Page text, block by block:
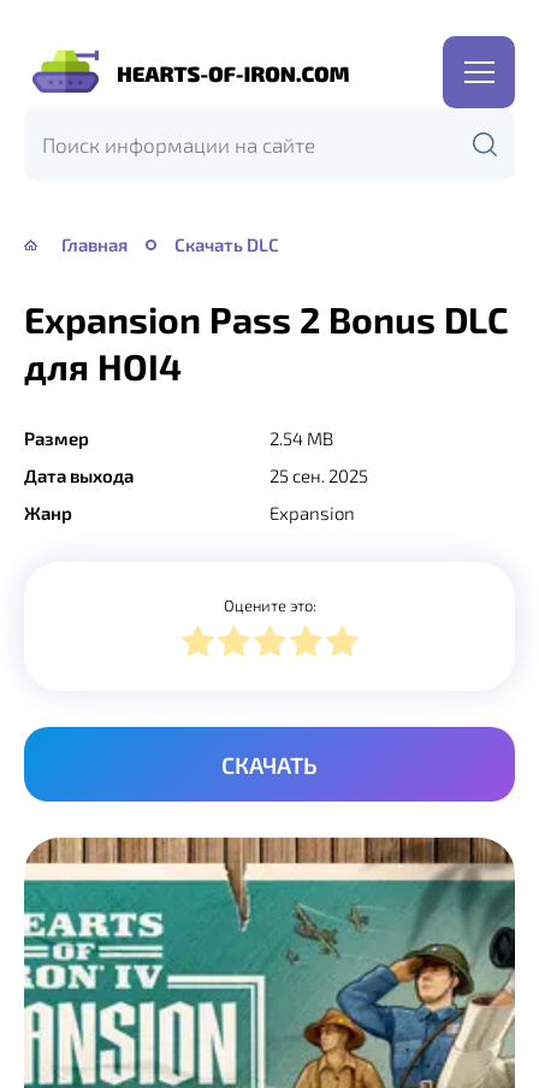
Hearts
Iron
Главная Скачать DLC
Expansion Pass 2 Bonus DLC
для HOI4
Размер
2.54 MB
Дата выхода
25 сен. 2025
Жанр
Expansion
Оцените это:
СКАЧАТЬ